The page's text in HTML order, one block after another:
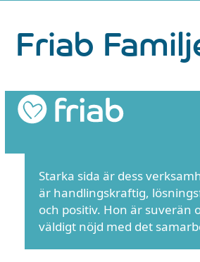
content
Friab
Starka sida är dess
är handlingskraftig,
och positiv. Hon är suverän
väldigt nöjd med det